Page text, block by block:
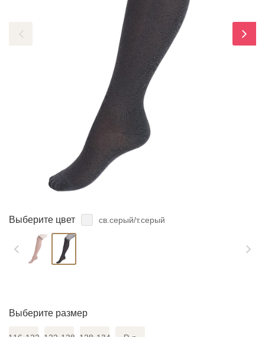
Выберите цвет св.серый/т.серый
Выберите размер